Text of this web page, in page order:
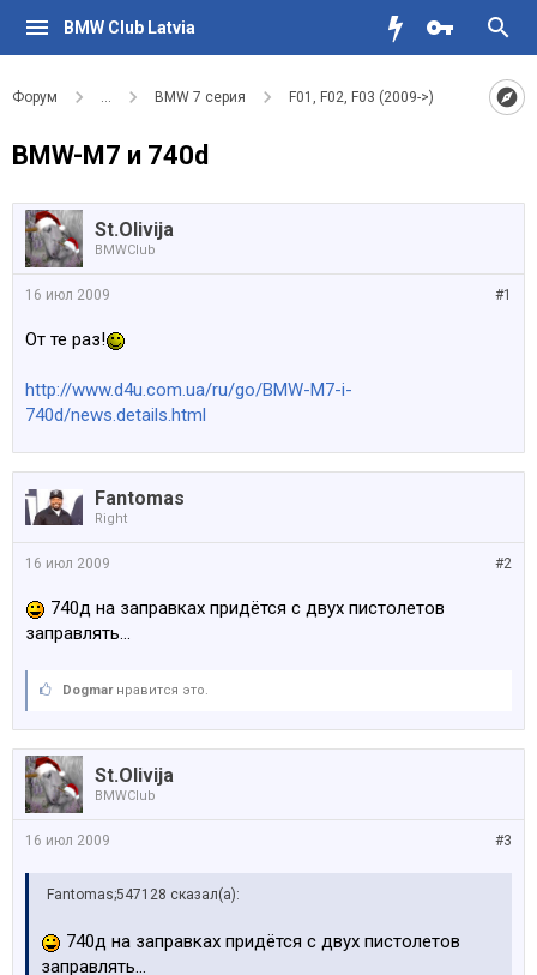
BMW Club Latvia
Форум ... BMW 7 серия F01, F02, F03 (2009->)
BMW-M7 и 740d
St.Olivija
BMWClub
#1
16 июл 2009
От те раз!
http://www.d4u.com.ua/ru/go/BMW-M7-i-
740d/news.details.html
Fantomas
Right
#2
16 июл 2009
740д на заправках придётся с двух пистолетов
заправлять...
Dogmarнравится это.
St.Olivija
BMWClub
#3
16 июл 2009
Fantomas;547128 сказал(а):
740д на заправках придётся с двух пистолетов
заправлять...